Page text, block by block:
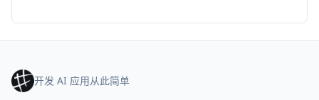
开发 AI 应用从此简单